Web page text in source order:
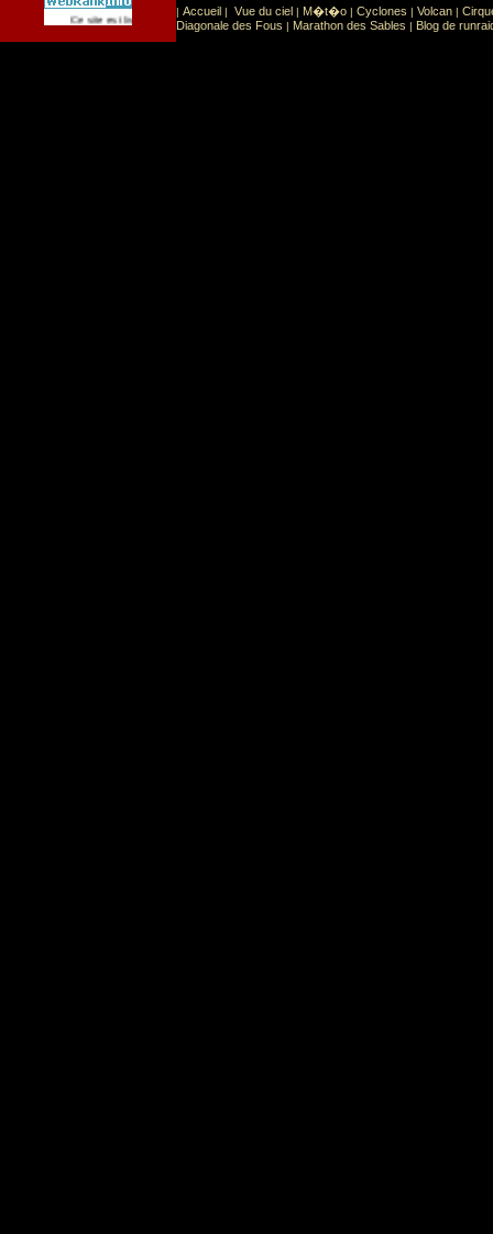
Ce site est list� dans la cat�gorie Sport: Sports extr�mes
| Accueil | Vue du ciel | M�t�o | Cyclones | Volcan |
Diagonale des Fous | Marathon des Sables | Blog de